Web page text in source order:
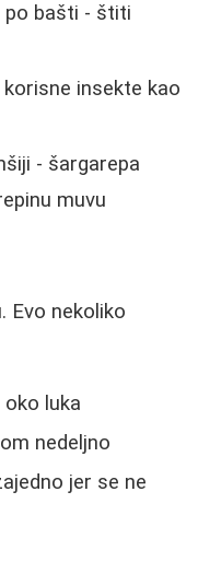
po bašti - štiti
insekte kao
- šargarepa
muvu
Evo nekoliko
luka
nedeljno
jer se ne